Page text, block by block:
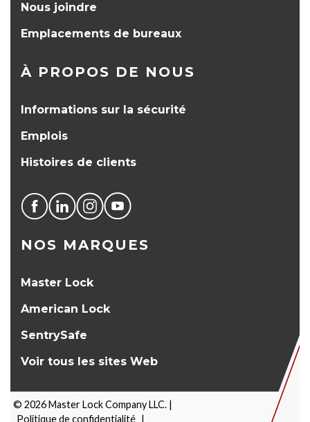
Nous joindre
Emplacements de bureaux
À PROPOS DE NOUS
Informations sur la sécurité
Emplois
Histoires de clients
NOS MARQUES
Master Lock
American Lock
SentrySafe
Voir tous les sites Web
© 2026Master Lock Company LLC. |
Politique de confidentialité |